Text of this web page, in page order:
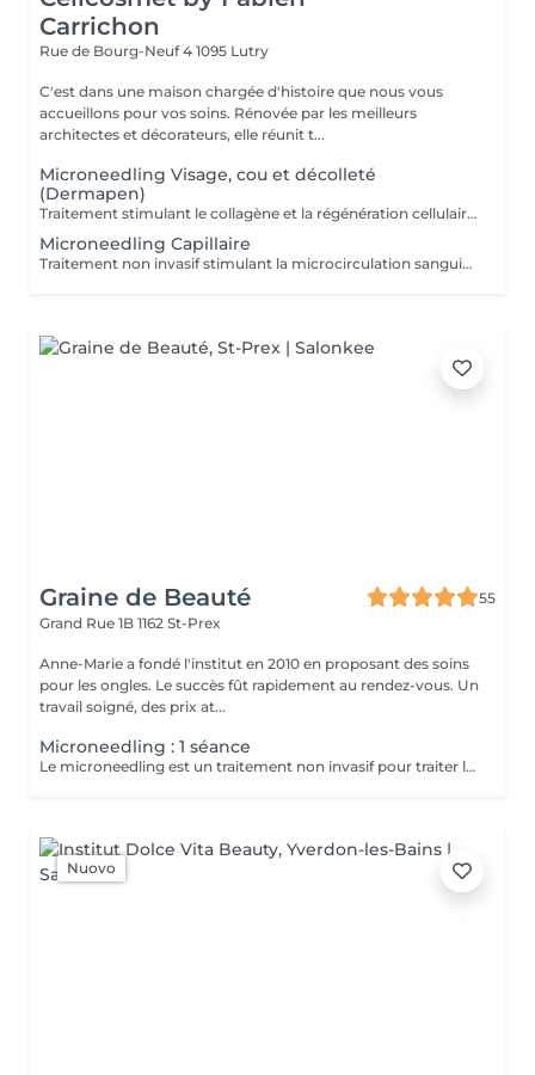
Carrichon
Rue de Bourg-Neuf 4 1095 Lutry
C'est dans une maison chargée d'histoire que nous vous
accueillons pour vos soins. Rénovée par les meilleurs
architectes et décorateurs, elle réunit t...
Microneedling Visage, cou et décolleté
(Dermapen)
Traitement stimulant le collagène et la régénération cellulaire. Amélioration des rides , des cicatrices d'acné, des taches pigmentaires. Ressert les pores et améliore la texture de la peau.
Microneedling Capillaire
Traitement non invasif stimulant la microcirculation sanguine et les bulbes capillaires. Favorisant l'oxygénation, la nutrition et la croissance capillaire.
Graine de Beauté
55
Grand Rue 1B 1162 St-Prex
Anne-Marie a fondé l'institut en 2010 en proposant des soins
pour les ongles. Le succès fût rapidement au rendez-vous. Un
travail soigné, des prix at...
Microneedling : 1 séance
Le microneedling est un traitement non invasif pour traiter les signes du vieillissement cutané et améliorer la texture et la tonicité de la peau. Le soin est réalisé avec un embout à plusieurs aiguilles qui effectueront des micro-perforations au niveau de la peau afin d'y faire pénétrer un ou plusieurs sérums adaptés à vos besoins. Résultats aperçus dès la première séance. Pour les plus grandes corrections, prévoir un minimum de 3 séances. Pour les personnes qui souhaitent : atténuer leurs rides et ridules, éclaircir les tâches pigmentaires, réhydrater la peau, resserrer les pores et apaiser les peaux acnéiques (non enflammées) Pack de 3 séances possible : 490.- au lieu de 540
Nuovo